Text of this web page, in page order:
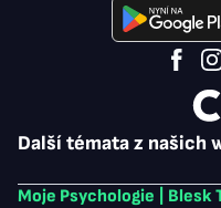
Další témata z našich
Moje Psychologie Blesk